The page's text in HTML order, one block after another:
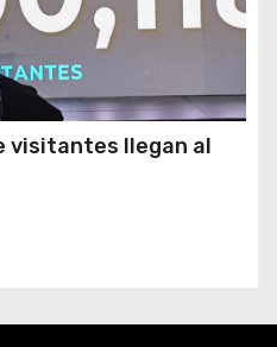
visitantes llegan al